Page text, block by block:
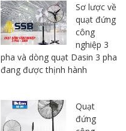
Sơ lược về
quạt đứng
công
nghiệp 3
pha và dòng quạt Dasin 3 pha
đang được thịnh hành
Quạt
đứng